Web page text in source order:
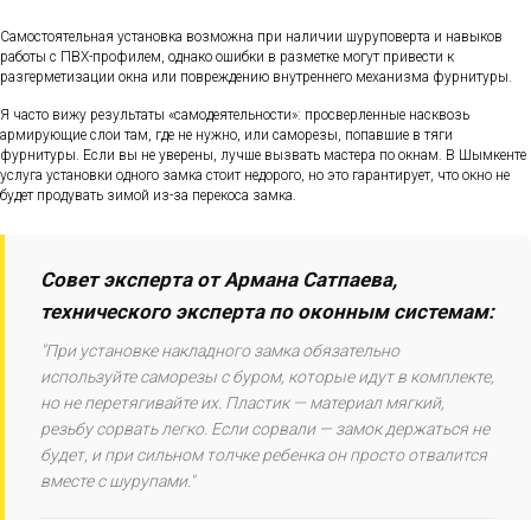
Самостоятельная установка возможна при наличии шуруповерта и навыков
работы с ПВХ-профилем, однако ошибки в разметке могут привести к
разгерметизации окна или повреждению внутреннего механизма фурнитуры.
Я часто вижу результаты «самодеятельности»: просверленные насквозь
армирующие слои там, где не нужно, или саморезы, попавшие в тяги
фурнитуры. Если вы не уверены, лучше вызвать мастера по окнам. В Шымкенте
услуга установки одного замка стоит недорого, но это гарантирует, что окно не
будет продувать зимой из-за перекоса замка.
Совет эксперта от Армана Сатпаева,
технического эксперта по оконным системам:
"При установке накладного замка обязательно
используйте саморезы с буром, которые идут в комплекте,
но не перетягивайте их. Пластик — материал мягкий,
резьбу сорвать легко. Если сорвали — замок держаться не
будет, и при сильном толчке ребенка он просто отвалится
вместе с шурупами."